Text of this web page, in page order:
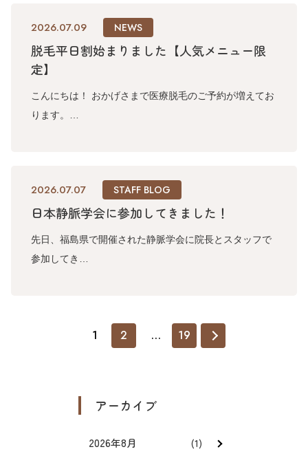
2026.07.09 NEWS
脱毛平日割始まりました【人気メニュー限
定】
こんにちは！ おかげさまで医療脱毛のご予約が増えてお
ります。…
2026.07.07 STAFF BLOG
日本静脈学会に参加してきました！
先日、福島県で開催された静脈学会に院長とスタッフで
参加してき…
1 2 … 19
アーカイブ
2026年8月 (1)